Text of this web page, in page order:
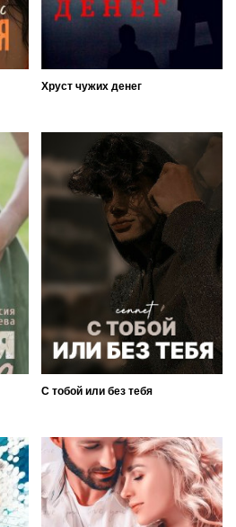
Хруст чужих денег
С тобой или без тебя